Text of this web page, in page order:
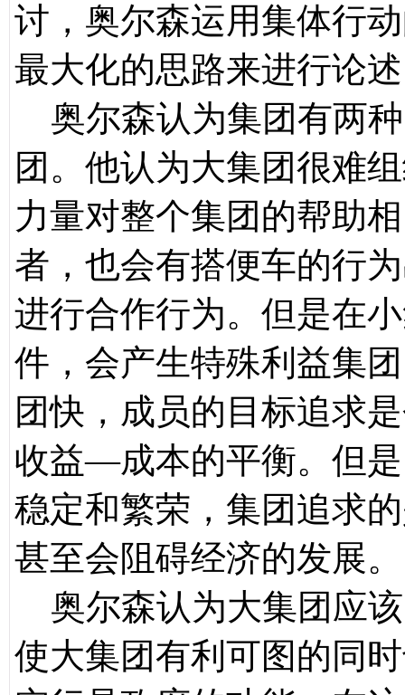
讨，奥尔森运用集体行
最大化的思路来进行论
奥尔森认为集团有两
团。他认为大集团很难
力量对整个集团的帮助
者，也会有搭便车的行
进行合作行为。但是在
件，会产生特殊利益集
团快，成员的目标追求
收益—成本的平衡。但
稳定和繁荣，集团追求
甚至会阻碍经济的发展。
奥尔森认为大集团应
使大集团有利可图的同